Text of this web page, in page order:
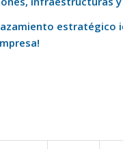
estratégico